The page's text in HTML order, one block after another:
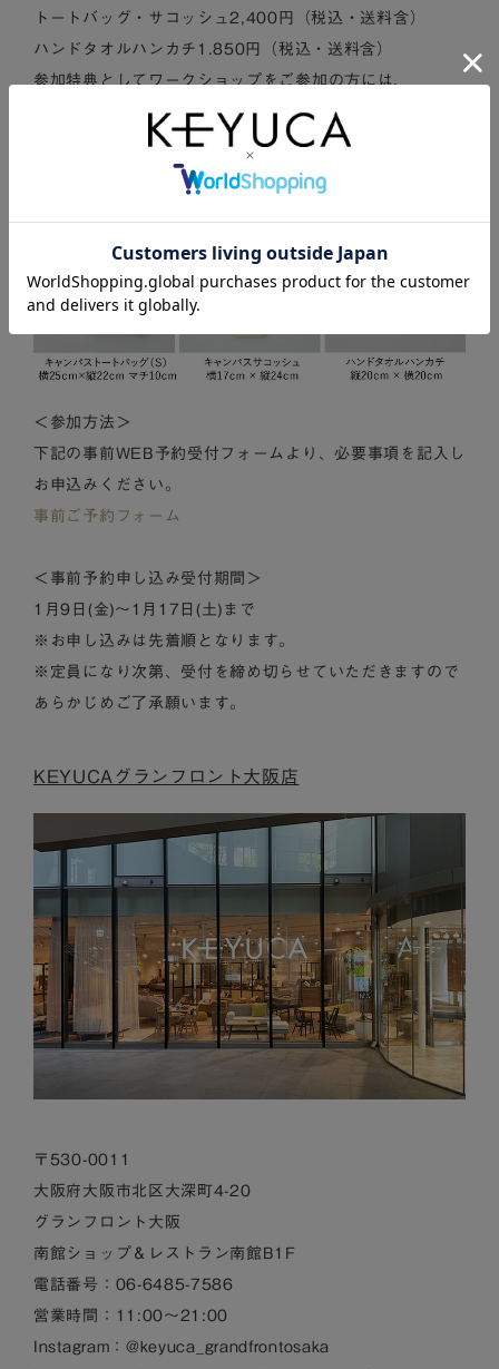
トートバッグ・サコッシュ2,400円（税込・送料含）
ハンドタオルハンカチ1.850円（税込・送料含）
参加特典としてワークショップをご参加の方には、
KEYUCAグランフロント大阪店限定の500円クーポン
※使用条件ございます。
＜参加方法＞
下記の事前WEB予約受付フォームより、必要事項を記入し
お申込みください。
事前ご予約フォーム
＜事前予約申し込み受付期間＞
1月9日(金)～1月17日(土)まで
※お申し込みは先着順となります。
※定員になり次第、受付を締め切らせていただきますので
あらかじめご了承願います。
KEYUCAグランフロント大阪店
〒530-0011
大阪府大阪市北区大深町4-20
グランフロント大阪
南館ショップ＆レストラン南館B1F
電話番号：06-6485-7586
営業時間：11:00～21:00
Instagram：@keyuca_grandfrontosaka